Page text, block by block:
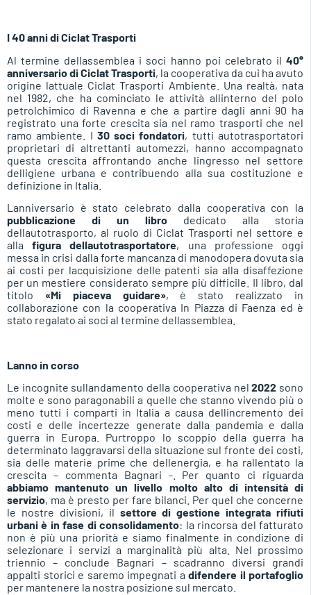
I 40 anni di Ciclat Trasporti
Al termine dellassemblea i soci hanno poi celebrato il 40°
anniversario di Ciclat Trasporti, la cooperativa da cui ha avuto
origine lattuale Ciclat Trasporti Ambiente. Una realtà, nata
nel 1982, che ha cominciato le attività allinterno del polo
petrolchimico di Ravenna e che a partire dagli anni 90 ha
registrato una forte crescita sia nel ramo trasporti che nel
ramo ambiente. I 30 soci fondatori, tutti autotrasportatori
proprietari di altrettanti automezzi, hanno accompagnato
questa crescita affrontando anche lingresso nel settore
delligiene urbana e contribuendo alla sua costituzione e
definizione in Italia.
Lanniversario è stato celebrato dalla cooperativa con la
pubblicazione di un libro dedicato alla storia
dellautotrasporto, al ruolo di Ciclat Trasporti nel settore e
allafigura dellautotrasportatore, una professione oggi
messa in crisi dalla forte mancanza di manodopera dovuta sia
ai costi per lacquisizione delle patenti sia alla disaffezione
per un mestiere considerato sempre più difficile. Il libro, dal
titolo «Mi piaceva guidare», è stato realizzato in
collaborazione con la cooperativa In Piazza di Faenza ed è
stato regalato ai soci al termine dellassemblea.
Lanno in corso
Le incognite sullandamento della cooperativa nel2022 sono
molte e sono paragonabili a quelle che stanno vivendo più o
meno tutti i comparti in Italia a causa dellincremento dei
costi e delle incertezze generate dalla pandemia e dalla
guerra in Europa. Purtroppo lo scoppio della guerra ha
determinato laggravarsi della situazione sul fronte dei costi,
sia delle materie prime che dellenergia, e ha rallentato la
crescita – commenta Bagnari -. Per quanto ci riguarda
abbiamo mantenuto un livello molto alto di intensità di
servizio, ma è presto per fare bilanci. Per quel che concerne
le nostre divisioni, il settore di gestione integrata rifiuti
urbani è in fase di consolidamento: la rincorsa del fatturato
non è più una priorità e siamo finalmente in condizione di
selezionare i servizi a marginalità più alta. Nel prossimo
triennio – conclude Bagnari – scadranno diversi grandi
appalti storici e saremo impegnati a difendere il portafoglio
per mantenere la nostra posizione sul mercato.